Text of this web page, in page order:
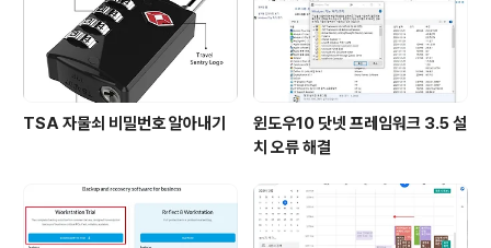
TSA 자물쇠 비밀번호 알아내기
윈도우10 닷넷 프레임워크 3.5 설
치 오류 해결